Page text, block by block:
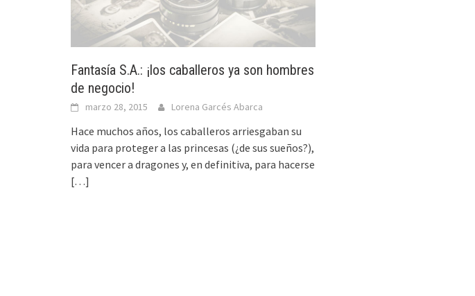
Fantasía S.A.: ¡los caballeros ya son hombres
de negocio!
marzo 28, 2015 Lorena Garcés Abarca
Hace muchos años, los caballeros arriesgaban su
vida para proteger a las princesas (¿de sus sueños?),
para vencer a dragones y, en definitiva, para hacerse
[…]